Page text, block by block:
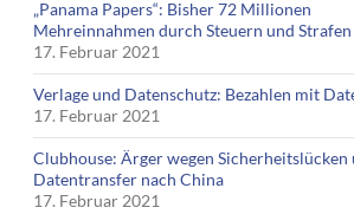
Mitte Deutschlands) aufgestellt
„Panama Papers“: Bisher 72 Millionen
Mehreinnahmen durch Steuern und Strafen
17. Februar 2021
Verlage und Datenschutz: Bezahlen mit
17. Februar 2021
Clubhouse: Ärger wegen Sicherheitslücken
Datentransfer nach China
17. Februar 2021